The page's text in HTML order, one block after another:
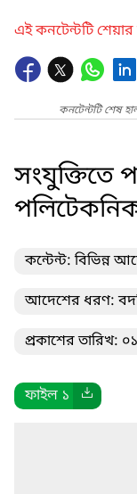
এই কনটেন্টটি
কনটেন্টটি শেষ
সংযুক্তিতে
কন্টেন্ট: বিভিন্ন
আদেশের ধরণ:
প্রকাশের তারিখ:
ফাইল ১